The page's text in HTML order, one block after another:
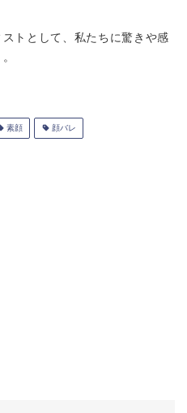
トとして、私たちに驚きや感
素顔 顔バレ